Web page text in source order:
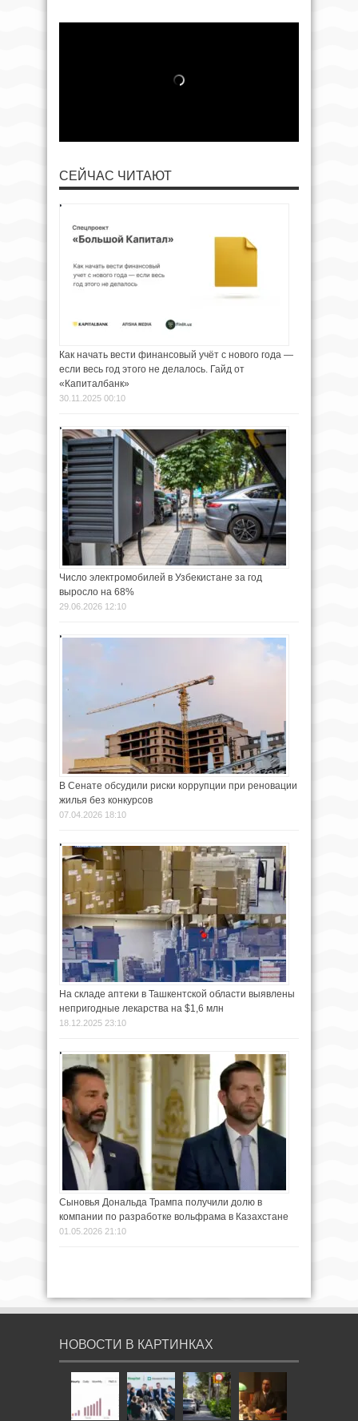
СЕЙЧАС ЧИТАЮТ
Как начать вести финансовый учёт с нового года —
если весь год этого не делалось. Гайд от
«Капиталбанк»
30.11.2025 00:10
Число электромобилей в Узбекистане за год
выросло на 68%
29.06.2026 12:10
В Сенате обсудили риски коррупции при реновации
жилья без конкурсов
07.04.2026 18:10
На складе аптеки в Ташкентской области выявлены
непригодные лекарства на $1,6 млн
18.12.2025 23:10
Сыновья Дональда Трампа получили долю в
компании по разработке вольфрама в Казахстане
01.05.2026 21:10
НОВОСТИ В КАРТИНКАХ